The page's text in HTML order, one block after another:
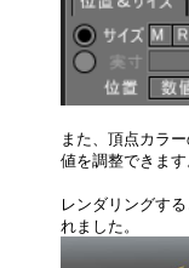
また、頂点カラ
値を調整できます
レンダリングす
れました。